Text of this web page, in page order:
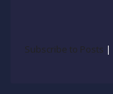
Subscribe to Posts |